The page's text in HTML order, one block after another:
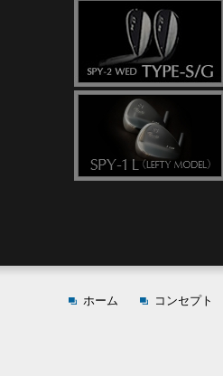
ホーム コンセプト